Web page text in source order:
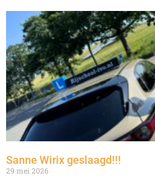
Sanne Wirix geslaagd!!!
29 mei 2026